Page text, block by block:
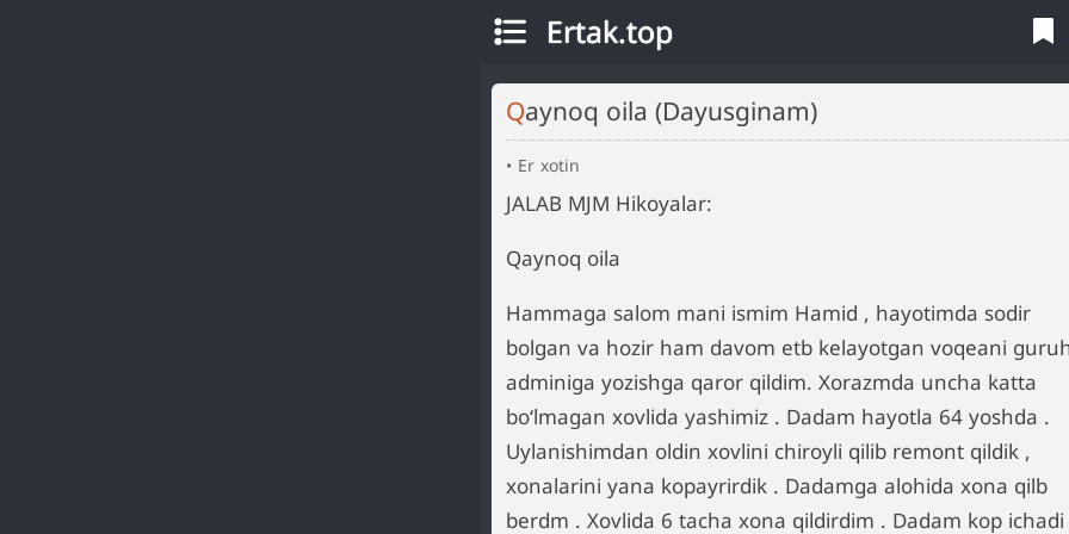
Ertak.top
Qaynoq oila (Dayusginam)
Er xotin
JALAB MJM Hikoyalar:
Qaynoq oila
Hammaga salom mani ismim Hamid , hayotimda sodir
bolgan va hozir ham davom etb kelayotgan voqeani
adminiga yozishga qaror qildim. Xorazmda uncha katta
boʻlmagan xovlida yashimiz . Dadam hayotla 64 yoshda .
Uylanishimdan oldin xovlini chiroyli qilib remont qildik ,
xonalarini yana kopayrirdik . Dadamga alohida xona qilb
berdm . Xovlida 6 tacha xona qildirdim . Dadam kop ichadi